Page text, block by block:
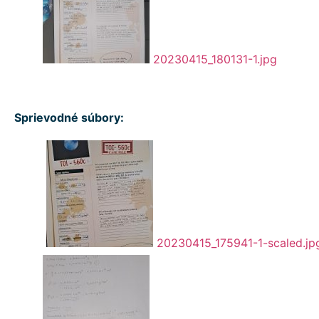
20230415_180131-1.jpg
Sprievodné súbory:
20230415_175941-1-